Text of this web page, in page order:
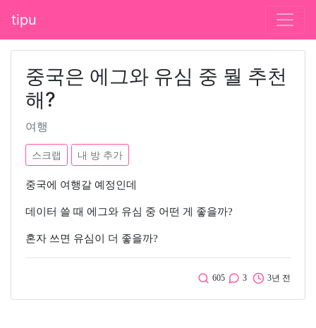
tipu
중국은 에그와 유심 중 뭘 추천
해?
여행
스크랩 내 방 추가
중국에 여행갈 예정인데
데이터 쓸 때 에그와 유심 중 어떤 게 좋을까?
혼자 쓰면 유심이 더 좋을까?
605 3 3년 전